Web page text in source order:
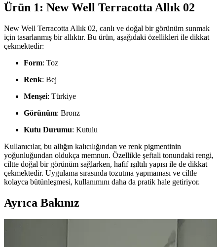
Ürün 1: New Well Terracotta Allık 02
New Well Terracotta Allık 02, canlı ve doğal bir görünüm sunmak
için tasarlanmış bir allıktır. Bu ürün, aşağıdaki özellikleri ile dikkat
çekmektedir:
Form: Toz
Renk: Bej
Menşei: Türkiye
Görünüm: Bronz
Kutu Durumu: Kutulu
Kullanıcılar, bu allığın kalıcılığından ve renk pigmentinin
yoğunluğundan oldukça memnun. Özellikle şeftali tonundaki rengi,
ciltte doğal bir görünüm sağlarken, hafif ışıltılı yapısı ile de dikkat
çekmektedir. Uygulama sırasında tozutma yapmaması ve ciltle
kolayca bütünleşmesi, kullanımını daha da pratik hale getiriyor.
Ayrıca Bakınız
Gelin Makyajında Allık Kullanımı: Renk Seçimi ve